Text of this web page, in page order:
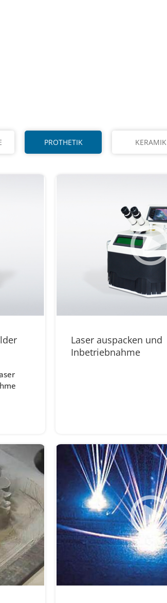
PROTHETIK KERAMIK
Laser auspacken und
Inbetriebnahme